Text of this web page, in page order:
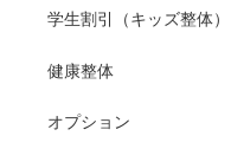
学生割引（キッズ整体）
健康整体
オプション